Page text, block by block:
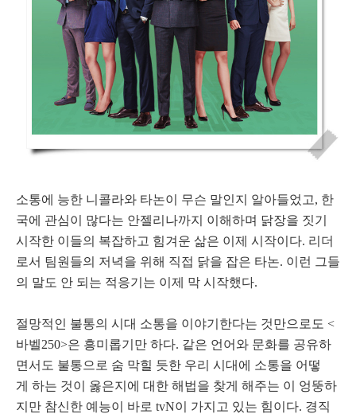
소통에 능한 니콜라와 타논이 무슨 말인지 알아들었고, 한
국에 관심이 많다는 안젤리나까지 이해하며 닭장을 짓기
시작한 이들의 복잡하고 힘겨운 삶은 이제 시작이다. 리더
로서 팀원들의 저녁을 위해 직접 닭을 잡은 타논. 이런 그들
의 말도 안 되는 적응기는 이제 막 시작했다.
절망적인 불통의 시대 소통을 이야기한다는 것만으로도 <
바벨250>은 흥미롭기만 하다. 같은 언어와 문화를 공유하
면서도 불통으로 숨 막힐 듯한 우리 시대에 소통을 어떻
게 하는 것이 옳은지에 대한 해법을 찾게 해주는 이 엉뚱하
지만 참신한 예능이 바로 tvN이 가지고 있는 힘이다. 경직